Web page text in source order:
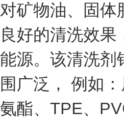
对矿物油、固体
良好的清洗效果
能源。该清洗剂
围广泛， 例如
氨酯、TPE、